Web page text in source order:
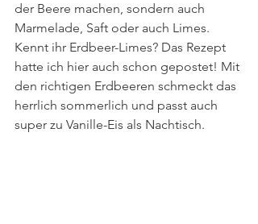
der Beere machen, sondern auch
Marmelade, Saft oder auch Limes.
Kennt ihr Erdbeer-Limes? Das Rezept
hatte ich hier auch schon gepostet! Mit
den richtigen Erdbeeren schmeckt das
herrlich sommerlich und passt auch
super zu Vanille-Eis als Nachtisch.